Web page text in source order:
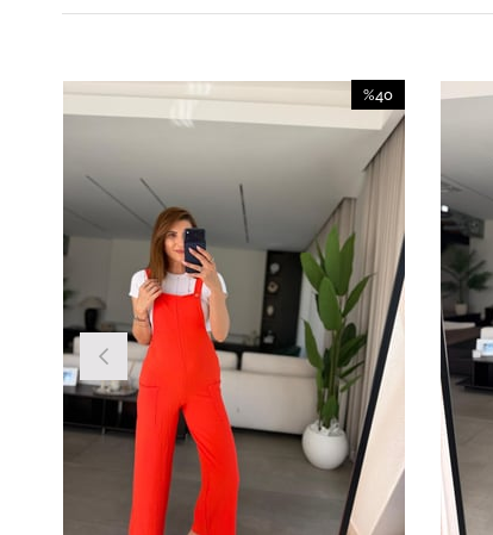
%40
İndirim
%40İndirim